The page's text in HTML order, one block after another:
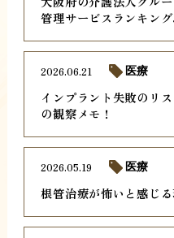
管理サービスランキン
インプラント失敗のリ
の観察メモ！
2026.06.21 医療
根管治療が怖いと感じ
2026.05.19 医療